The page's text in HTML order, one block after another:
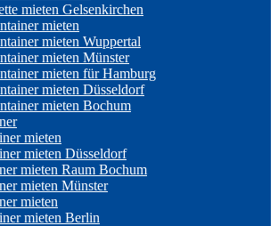
mieten Gelsenkirchen
mieten
mieten Wuppertal
mieten Münster
mieten für Hamburg
mieten Düsseldorf
mieten Bochum
mieten
mieten Düsseldorf
mieten Raum Bochum
mieten Münster
mieten
mieten Berlin